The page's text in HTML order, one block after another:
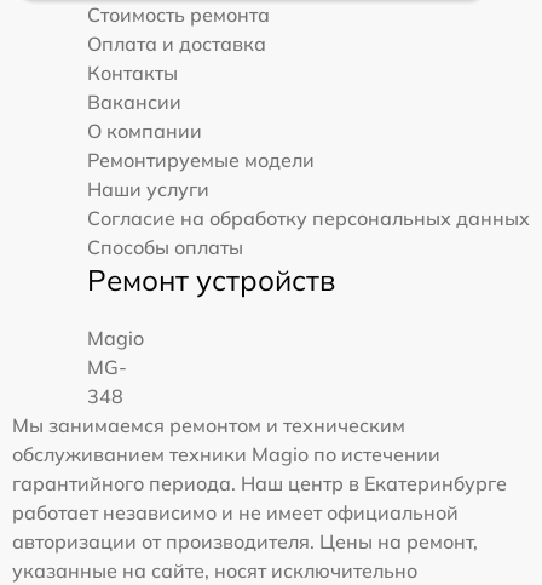
Стоимость ремонта
Оплата и доставка
Контакты
Вакансии
О компании
Ремонтируемые модели
Наши услуги
Согласие на обработку персональных данных
Способы оплаты
Ремонт устройств
Magio
MG-
348
Мы занимаемся ремонтом и техническим
обслуживанием техники Magio по истечении
гарантийного периода. Наш центр в Екатеринбурге
работает независимо и не имеет официальной
авторизации от производителя. Цены на ремонт,
указанные на сайте, носят исключительно